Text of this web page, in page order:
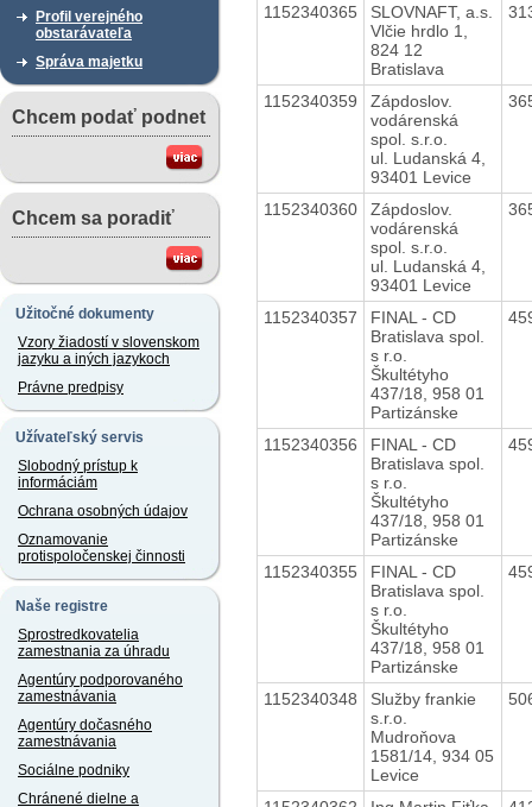
Profil verejného
obstarávateľa
Správa majetku
Chcem podať podnet
Chcem sa poradiť
Užitočné dokumenty
Vzory žiadostí v slovenskom
jazyku a iných jazykoch
Právne predpisy
Užívateľský servis
Slobodný prístup k
informáciám
Ochrana osobných údajov
Oznamovanie
protispoločenskej činnosti
Naše registre
Sprostredkovatelia
zamestnania za úhradu
Agentúry podporovaného
zamestnávania
Agentúry dočasného
zamestnávania
Sociálne podniky
Chránené dielne a
1152340365
SLOVNAFT, a.s.
Vlčie hrdlo 1,
824 12
Bratislava
1152340359
Zápdoslov.
vodárenská
spol. s.r.o.
ul. Ludanská 4,
93401 Levice
1152340360
Zápdoslov.
vodárenská
spol. s.r.o.
ul. Ludanská 4,
93401 Levice
1152340357
FINAL - CD
Bratislava spol.
s r.o.
Škultétyho
437/18, 958 01
Partizánske
1152340356
FINAL - CD
Bratislava spol.
s r.o.
Škultétyho
437/18, 958 01
Partizánske
1152340355
FINAL - CD
Bratislava spol.
s r.o.
Škultétyho
437/18, 958 01
Partizánske
1152340348
Služby frankie
s.r.o.
Mudroňova
1581/14, 934 05
Levice